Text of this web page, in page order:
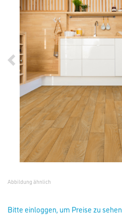
Abbildung ähnlich
Bitte einloggen, um Preise zu sehen